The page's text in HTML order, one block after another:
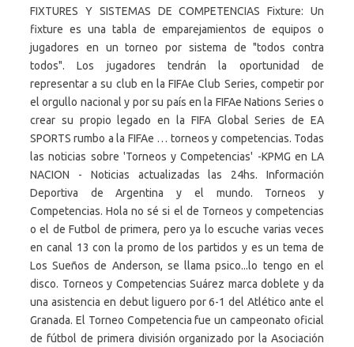
FIXTURES Y SISTEMAS DE COMPETENCIAS Fixture: Un
fixture es una tabla de emparejamientos de equipos o
jugadores en un torneo por sistema de "todos contra
todos". Los jugadores tendrán la oportunidad de
representar a su club en la FIFAe Club Series, competir por
el orgullo nacional y por su país en la FIFAe Nations Series o
crear su propio legado en la FIFA Global Series de EA
SPORTS rumbo a la FIFAe … torneos y competencias. Todas
las noticias sobre 'Torneos y Competencias' -KPMG en LA
NACION - Noticias actualizadas las 24hs. Información
Deportiva de Argentina y el mundo. Torneos y
Competencias. Hola no sé si el de Torneos y competencias
o el de Futbol de primera, pero ya lo escuche varias veces
en canal 13 con la promo de los partidos y es un tema de
Los Sueños de Anderson, se llama psico...lo tengo en el
disco. Torneos y Competencias Suárez marca doblete y da
una asistencia en debut liguero por 6-1 del Atlético ante el
Granada. El Torneo Competencia fue un campeonato oficial
de fútbol de primera división organizado por la Asociación